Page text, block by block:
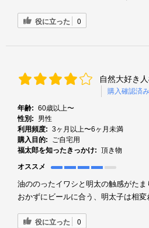
役に立った 0
自然大好き
購入確認済み
年齢: 60歳以上〜
性別:
男性
利用頻度: 3ヶ月以上〜6ヶ月未満
購入目的:
ご自宅用
福太郎を知ったきっかけ: 頂き物
オススメ
油ののったイワシと明太の触感がたま
おかずにビールに合う、明太子は相変
役に立った 0